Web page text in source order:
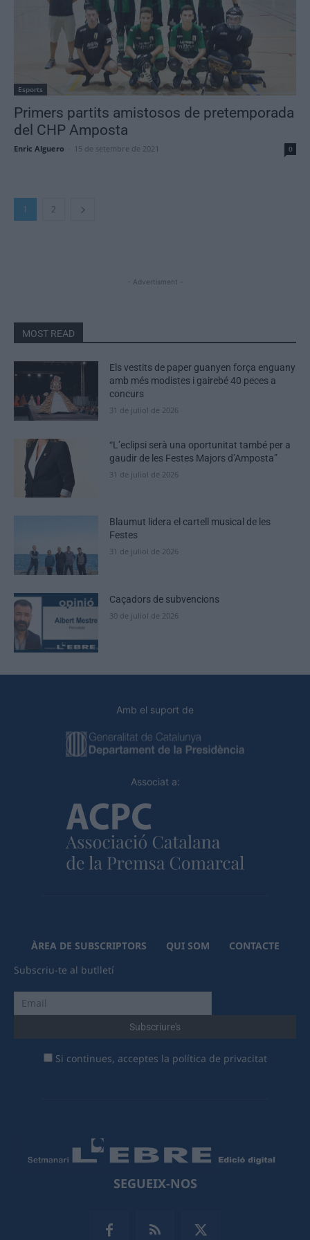
Esports
Primers partits amistosos de pretemporada
del CHP Amposta
Enric Alguero 15 de setembre de 2021 0
1 2
- Advertisment -
MOST READ
Els vestits de paper guanyen força enguany
amb més modistes i gairebé 40 peces a
concurs
31 de juliol de 2026
“L’eclipsi serà una oportunitat també per a
gaudir de les Festes Majors d’Amposta”
31 de juliol de 2026
Blaumut lidera el cartell musical de les
Festes
31 de juliol de 2026
Caçadors de subvencions
30 de juliol de 2026
Amb el suport de
Associat a:
ÀREA DE SUBSCRIPTORS QUI SOM
CONTACTE
Subscriu-te al butlletí
Si continues, acceptes la política de privacitat
SEGUEIX-NOS